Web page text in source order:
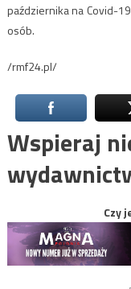
października na Covid-
osób.
/rmf24.pl/
Wspieraj
Czy